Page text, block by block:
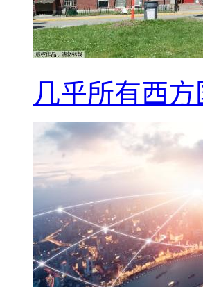
几乎所有西